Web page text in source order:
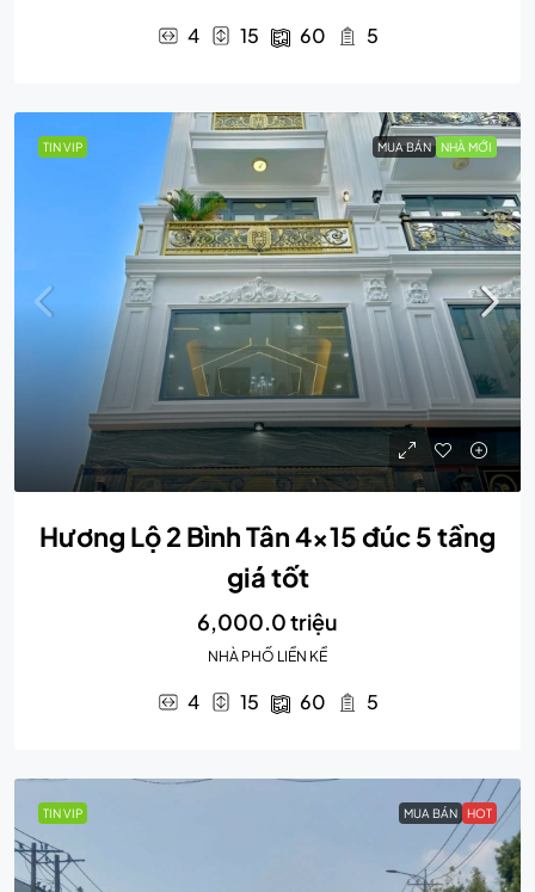
4 15 60 5
TIN VIP MUA BÁN NHÀ MỚI
Hương Lộ 2 Bình Tân 4×15 đúc 5 tầng
giá tốt
6,000.0 triệu
NHÀ PHỐ LIỀN KỀ
4 15 60 5
TIN VIP MUA BÁN HOT